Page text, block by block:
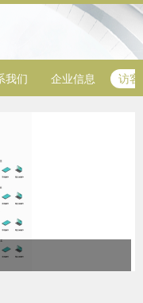
我们 企业信息 访客